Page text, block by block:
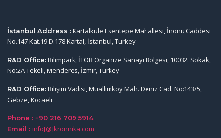
İstanbul Address :Kartalkule Esentepe Mahallesi, İnönü Caddesi
No.147 Kat.19 D.178 Kartal, İstanbul, Turkey
R&D Office:Bilimpark, İTOB Organize Sanayi Bölgesi, 10032. Sokak,
No:2A Tekeli, Menderes, İzmir, Turkey
R&D Office:Bilişim Vadisi, Muallimköy Mah. Deniz Cad. No:143/5,
Gebze, Kocaeli
Phone : +90 216 709 5914
Email : info[@]kronnika.com